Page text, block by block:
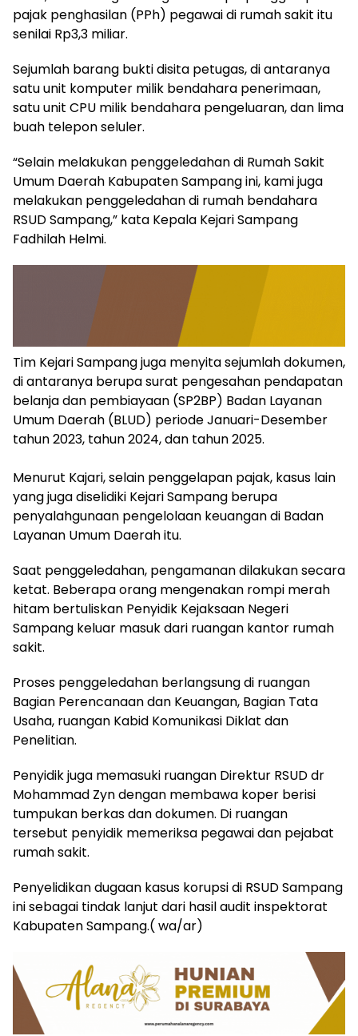
pajak penghasilan (PPh) pegawai di rumah sakit itu
senilai Rp3,3 miliar.
Sejumlah barang bukti disita petugas, di antaranya
satu unit komputer milik bendahara penerimaan,
satu unit CPU milik bendahara pengeluaran, dan lima
buah telepon seluler.
“Selain melakukan penggeledahan di Rumah Sakit
Umum Daerah Kabupaten Sampang ini, kami juga
melakukan penggeledahan di rumah bendahara
RSUD Sampang,” kata Kepala Kejari Sampang
Fadhilah Helmi.
Tim Kejari Sampang juga menyita sejumlah dokumen,
di antaranya berupa surat pengesahan pendapatan
belanja dan pembiayaan (SP2BP) Badan Layanan
Umum Daerah (BLUD) periode Januari-Desember
tahun 2023, tahun 2024, dan tahun 2025.
Menurut Kajari, selain penggelapan pajak, kasus lain
yang juga diselidiki Kejari Sampang berupa
penyalahgunaan pengelolaan keuangan di Badan
Layanan Umum Daerah itu.
Saat penggeledahan, pengamanan dilakukan secara
ketat. Beberapa orang mengenakan rompi merah
hitam bertuliskan Penyidik Kejaksaan Negeri
Sampang keluar masuk dari ruangan kantor rumah
sakit.
Proses penggeledahan berlangsung di ruangan
Bagian Perencanaan dan Keuangan, Bagian Tata
Usaha, ruangan Kabid Komunikasi Diklat dan
Penelitian.
‎Penyidik juga memasuki ruangan Direktur RSUD dr
Mohammad Zyn dengan membawa koper berisi
tumpukan berkas dan dokumen. Di ruangan
tersebut penyidik memeriksa pegawai dan pejabat
rumah sakit.
Penyelidikan dugaan kasus korupsi di RSUD Sampang
ini sebagai tindak lanjut dari hasil audit inspektorat
Kabupaten Sampang.( wa/ar)